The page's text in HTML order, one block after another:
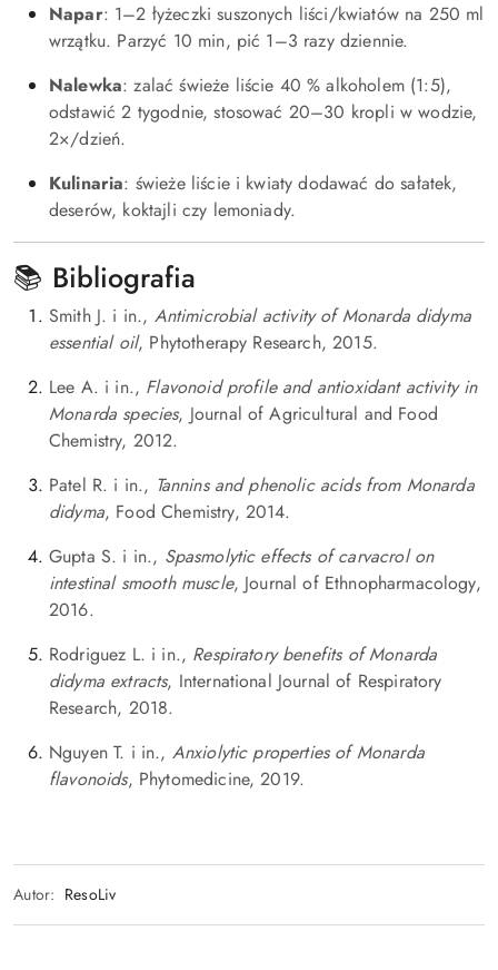
Napar: 1–2 łyżeczki suszonych liści/kwiatów na 250 ml
wrzątku. Parzyć 10 min, pić 1–3 razy dziennie.
Nalewka: zalać świeże liście 40 % alkoholem (1:5),
odstawić 2 tygodnie, stosować 20–30 kropli w wodzie,
2×/dzień.
Kulinaria: świeże liście i kwiaty dodawać do sałatek,
deserów, koktajli czy lemoniady.
📚 Bibliografia
Smith J. i in., Antimicrobial activity of Monarda didyma
essential oil, Phytotherapy Research, 2015.
Lee A. i in., Flavonoid profile and antioxidant activity in
Monarda species, Journal of Agricultural and Food
Chemistry, 2012.
Patel R. i in., Tannins and phenolic acids from Monarda
didyma, Food Chemistry, 2014.
Gupta S. i in., Spasmolytic effects of carvacrol on
intestinal smooth muscle, Journal of Ethnopharmacology,
2016.
Rodriguez L. i in., Respiratory benefits of Monarda
didyma extracts, International Journal of Respiratory
Research, 2018.
Nguyen T. i in., Anxiolytic properties of Monarda
flavonoids, Phytomedicine, 2019.
Autor: ResoLiv